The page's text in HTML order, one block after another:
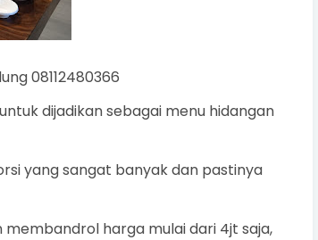
08112480366
dijadikan sebagai menu hidangan
yang sangat banyak dan pastinya
membandrol harga mulai dari 4jt saja,